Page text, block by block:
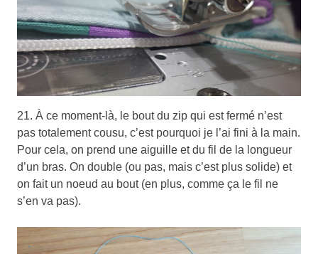
21. À ce moment-là, le bout du zip qui est fermé n’est
pas totalement cousu, c’est pourquoi je l’ai fini à la main.
Pour cela, on prend une aiguille et du fil de la longueur
d’un bras. On double (ou pas, mais c’est plus solide) et
on fait un noeud au bout (en plus, comme ça le fil ne
s’en va pas).